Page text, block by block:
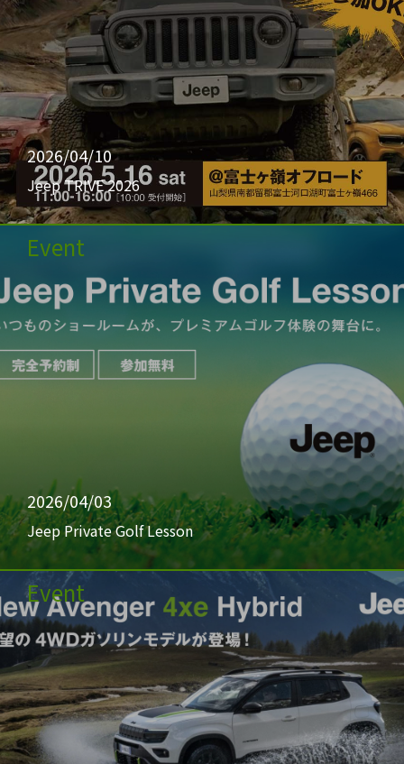
2026/04/10
Jeep TRIVE 2026
Event
2026/04/03
Jeep Private Golf Lesson
Event